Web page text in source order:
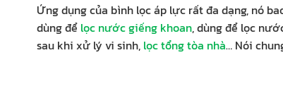
Ứng dụng của bình lọc áp lực rất đa dạng, nó
dùng để lọc nước giếng khoan, dùng để lọc
sau khi xử lý vi sinh, lọc tổng tòa nhà… Nói